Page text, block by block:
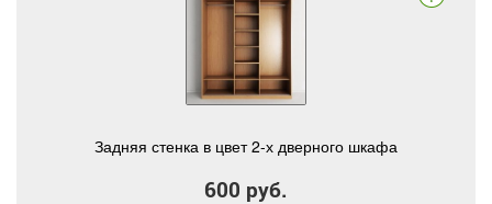
Задняя стенка в цвет 2-х дверного шкафа
600 руб.